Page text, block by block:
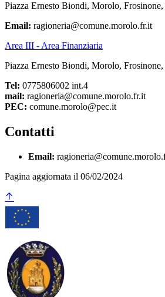
Piazza Ernesto Biondi, Morolo,
Email: ragioneria@comune.morolo.fr.it
Area III - Area Finanziaria
Piazza Ernesto Biondi, Morolo,
Tel: 0775806002 int.4
mail: ragioneria@comune.morolo.fr.it
PEC: comune.morolo@pec.it
Contatti
Email:
Pagina aggiornata il 06/02/2024